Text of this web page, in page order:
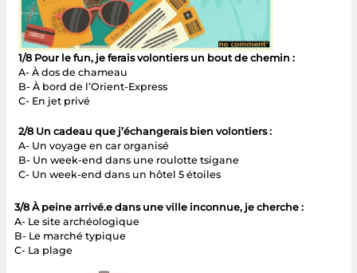
1/8 Pour le fun, je ferais volontiers un bout de chemin :
A- À dos de chameau
B- À bord de l’Orient-Express
C- En jet privé
2/8 Un cadeau que j’échangerais bien volontiers :
A- Un voyage en car organisé
B- Un week-end dans une roulotte tsigane
C- Un week-end dans un hôtel 5 étoiles
3/8 À peine arrivé.e dans une ville inconnue, je cherche :
A- Le site archéologique
B- Le marché typique
C- La plage